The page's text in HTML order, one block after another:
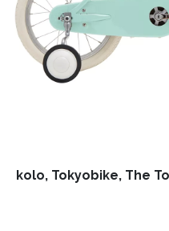
kolo, Tokyobike, The